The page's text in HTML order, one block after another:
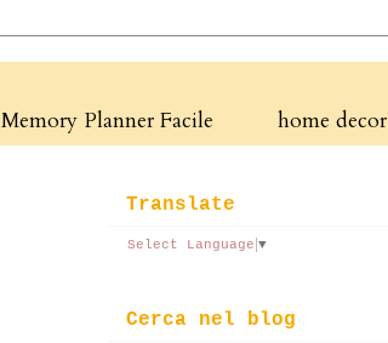
Memory Planner Facile home decor
Translate
Select Language ▼
Cerca nel blog